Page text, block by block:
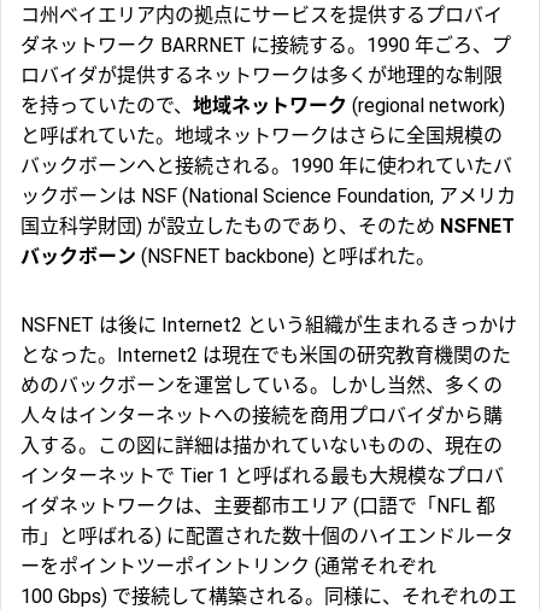
コ州ベイエリア内の拠点にサービスを提供するプロバイ
ダネットワーク BARRNET に接続する。1990 年ごろ、プ
ロバイダが提供するネットワークは多くが地理的な制限
を持っていたので、 地域ネットワーク (regional network)
と呼ばれていた。地域ネットワークはさらに全国規模の
バックボーンへと接続される。1990 年に使われていたバ
ックボーンは NSF (National Science Foundation, アメリカ
国立科学財団) が設立したものであり、そのため NSFNET
バックボーン (NSFNET backbone) と呼ばれた。
NSFNET は後に Internet2 という組織が生まれるきっかけ
となった。Internet2 は現在でも米国の研究教育機関のた
めのバックボーンを運営している。しかし当然、多くの
人々はインターネットへの接続を商用プロバイダから購
入する。この図に詳細は描かれていないものの、現在の
インターネットで Tier 1 と呼ばれる最も大規模なプロバ
イダネットワークは、主要都市エリア (口語で「NFL 都
市 」と呼ばれる) に配置された数十個のハイエンドルータ
ーをポイントツーポイントリンク (通常それぞれ
100 Gbps) で接続して構築される。同様に、それぞれのエ